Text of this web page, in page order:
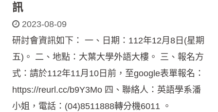
訊
2023-08-09
研討會資訊如下： 一、日期：112年12月8日(星期
五)。 二、地點：大葉大學外語大樓。 三、報名方
式：請於112年11月10日前，至google表單報名：
https://reurl.cc/b9Y3Mo 四、聯絡人：英語學系潘
小姐，電話：(04)8511888轉分機6011 。